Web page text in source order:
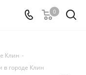
0
Клин -
в городе Клин